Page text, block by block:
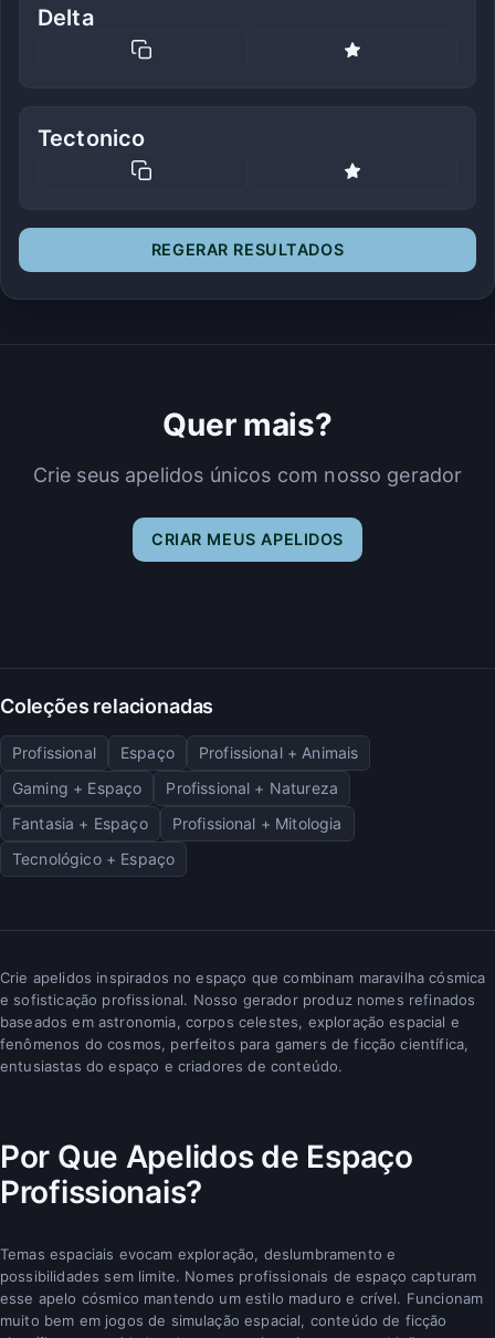
Delta
Tectonico
REGERAR RESULTADOS
Quer mais?
Crie seus apelidos únicos com nosso gerador
CRIAR MEUS APELIDOS
Coleções relacionadas
Profissional Espaço
Profissional + Animais
Gaming + Espaço
Profissional + Natureza
Fantasia + Espaço
Profissional + Mitologia
Tecnológico + Espaço
Crie apelidos inspirados no espaço que combinam maravilha cósmica
e sofisticação profissional. Nosso gerador produz nomes refinados
baseados em astronomia, corpos celestes, exploração espacial e
fenômenos do cosmos, perfeitos para gamers de ficção científica,
entusiastas do espaço e criadores de conteúdo.
Por Que Apelidos de Espaço
Profissionais?
Temas espaciais evocam exploração, deslumbramento e
possibilidades sem limite. Nomes profissionais de espaço capturam
esse apelo cósmico mantendo um estilo maduro e crível. Funcionam
muito bem em jogos de simulação espacial, conteúdo de ficção